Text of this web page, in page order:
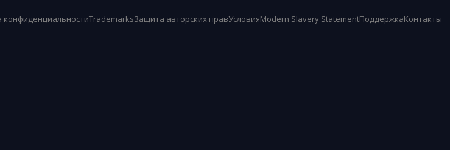
конфиденциальностиTrademarksЗащита авторских правУсловияModern Slavery StatementПоддержкаКонтакты